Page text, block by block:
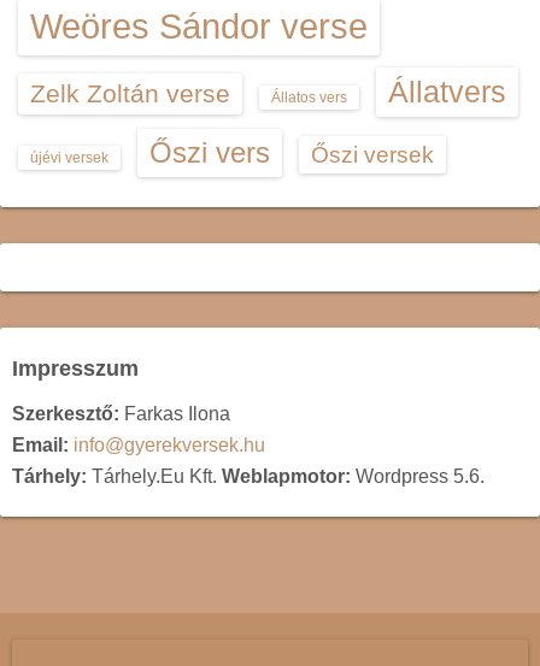
Weöres Sándor verse
Zelk Zoltán verse Állatos vers Állatvers
újévi versek Őszi vers Őszi versek
Impresszum
Szerkesztő: Farkas Ilona
Email: info@gyerekversek.hu
Tárhely: Tárhely.Eu Kft. Weblapmotor: Wordpress 5.6.